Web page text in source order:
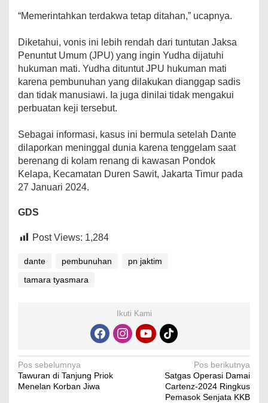
“Memerintahkan terdakwa tetap ditahan,” ucapnya.
Diketahui, vonis ini lebih rendah dari tuntutan Jaksa
Penuntut Umum (JPU) yang ingin Yudha dijatuhi
hukuman mati. Yudha dituntut JPU hukuman mati
karena pembunuhan yang dilakukan dianggap sadis
dan tidak manusiawi. Ia juga dinilai tidak mengakui
perbuatan keji tersebut.
Sebagai informasi, kasus ini bermula setelah Dante
dilaporkan meninggal dunia karena tenggelam saat
berenang di kolam renang di kawasan Pondok
Kelapa, Kecamatan Duren Sawit, Jakarta Timur pada
27 Januari 2024.
GDS
Post Views: 1,284
dante pembunuhan
pn jaktim
tamara tyasmara
Ikuti Kami
Navigasi
pos
Pos sebelumnya
Tawuran di Tanjung Priok
Menelan Korban Jiwa
Pos berikutnya
Satgas Operasi Damai
Cartenz-2024 Ringkus
Pemasok Senjata KKB